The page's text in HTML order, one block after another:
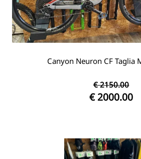
Canyon Neuron CF Taglia
€ 2150.00
€ 2000.00